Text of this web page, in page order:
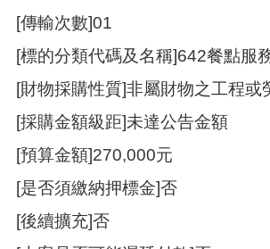
資
訊
機
關
通
錄
相
資
[傳輸次數]01
[標的分類代碼及名稱]642餐點服
[財物採購性質]非屬財物之工程或
[採購金額級距]未達公告金額
[預算金額]270,000元
[是否須繳納押標金]否
[後續擴充]否